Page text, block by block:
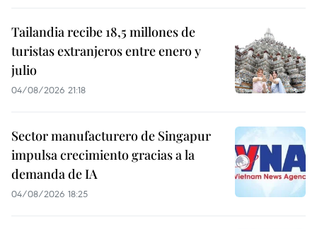
Tailandia recibe 18,5 millones de
turistas extranjeros entre enero y
julio
04/08/2026 21:18
Sector manufacturero de Singapur
impulsa crecimiento gracias a la
demanda de IA
04/08/2026 18:25